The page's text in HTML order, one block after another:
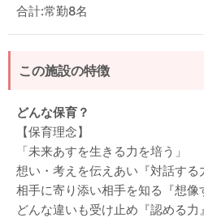
合計:常勤8名
この施設の特徴
どんな保育？
【保育理念】
「未来あすを生きる力を培う」
想い・考えを伝えあい『対話する
相手に寄り添い相手を知る『想像
どんな違いも受け止め『認める力